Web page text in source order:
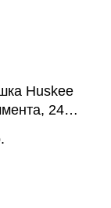
Huskee
240